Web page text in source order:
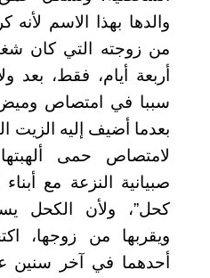
والدها بهذا الاسم لأنه
من زوجته التي كان
أربعة أيام، فقط، بعد
سببا في امتصاص
بعدما أضيف إليه الزيت
لامتصاص حمى
صبيانية النزعة مع
كحل”، ولأن الكحل
ويقربها من زوجها،
أحدهما في آخر سنين